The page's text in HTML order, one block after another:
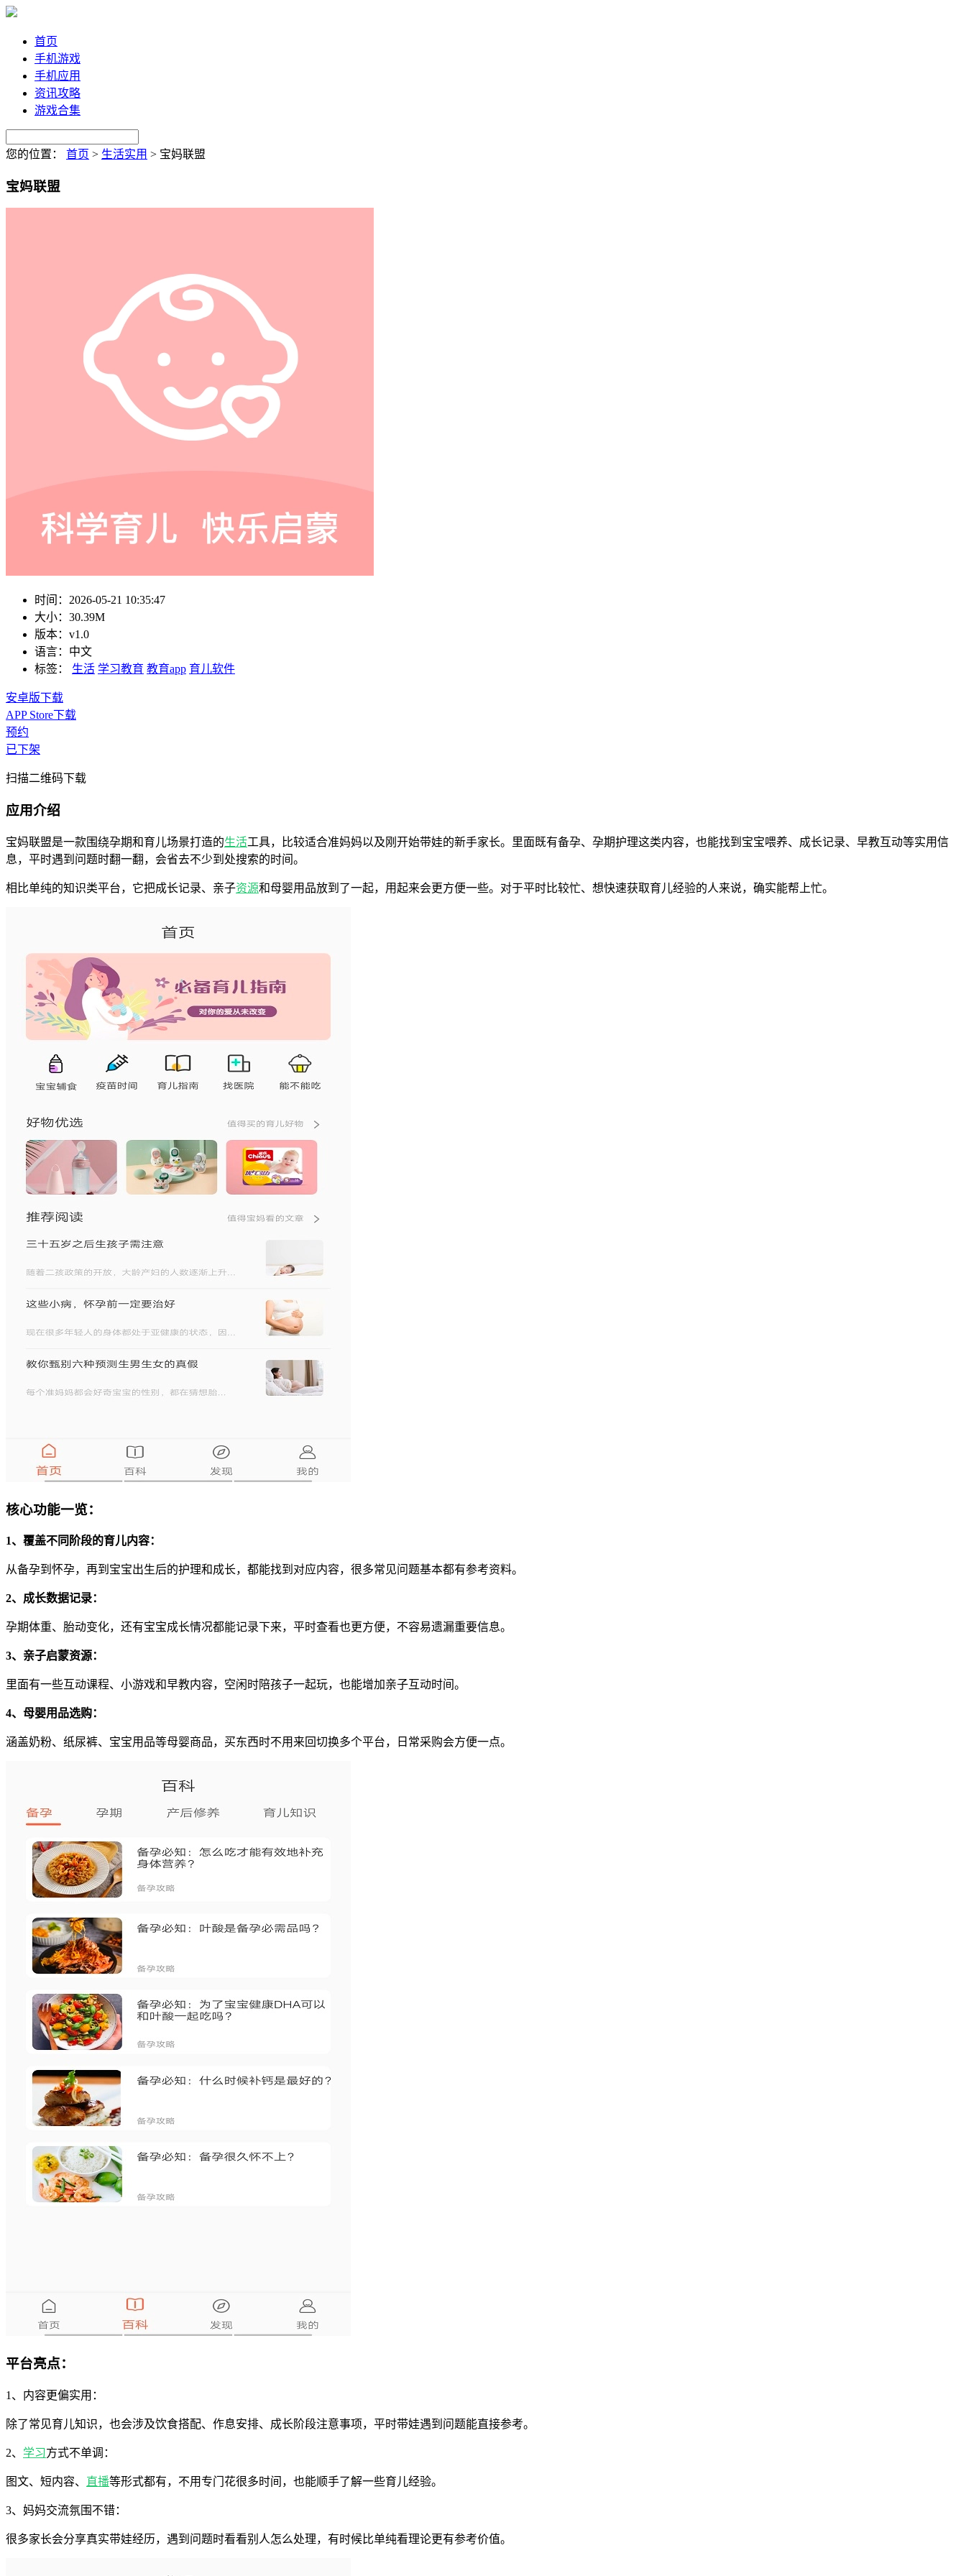
首页
手机游戏
手机应用
资讯攻略
游戏合集
您的位置： 首页 > 生活实用 > 宝妈联盟
宝妈联盟
时间： 2026-05-21 10:35:47
大小： 30.39M
版本： v1.0
语言： 中文
标签：
生活 学习教育 教育app 育儿软件
安卓版下载
APP Store下载
预约
已下架
扫描二维码下载
应用介绍
宝妈联盟是一款围绕孕期和育儿场景打造的生活工具，比较适合准妈妈以及刚开始带娃的新手家长。里面既有备孕、孕期护理这类内容，也能找到宝宝喂养、成长记录、早教互动等实用信
息，平时遇到问题时翻一翻，会省去不少到处搜索的时间。
相比单纯的知识类平台，它把成长记录、亲子资源和母婴用品放到了一起，用起来会更方便一些。对于平时比较忙、想快速获取育儿经验的人来说，确实能帮上忙。
核心功能一览：
1、覆盖不同阶段的育儿内容：
从备孕到怀孕，再到宝宝出生后的护理和成长，都能找到对应内容，很多常见问题基本都有参考资料。
2、成长数据记录：
孕期体重、胎动变化，还有宝宝成长情况都能记录下来，平时查看也更方便，不容易遗漏重要信息。
3、亲子启蒙资源：
里面有一些互动课程、小游戏和早教内容，空闲时陪孩子一起玩，也能增加亲子互动时间。
4、母婴用品选购：
涵盖奶粉、纸尿裤、宝宝用品等母婴商品，买东西时不用来回切换多个平台，日常采购会方便一点。
平台亮点：
1、内容更偏实用：
除了常见育儿知识，也会涉及饮食搭配、作息安排、成长阶段注意事项，平时带娃遇到问题能直接参考。
2、 学习方式不单调：
图文、短内容、 直播等形式都有，不用专门花很多时间，也能顺手了解一些育儿经验。
3、妈妈交流氛围不错：
很多家长会分享真实带娃经历，遇到问题时看看别人怎么处理，有时候比单纯看理论更有参考价值。